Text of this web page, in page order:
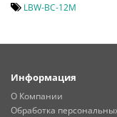
LBW-BC-12M
Информация
О Компании
Обработка